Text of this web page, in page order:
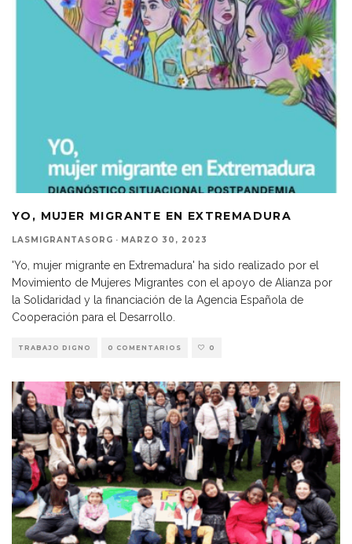
YO, MUJER MIGRANTE EN EXTREMADURA
LASMIGRANTASORG · MARZO 30, 2023
'Yo, mujer migrante en Extremadura' ha sido realizado por el
Movimiento de Mujeres Migrantes con el apoyo de Alianza por
la Solidaridad y la financiación de la Agencia Española de
Cooperación para el Desarrollo.
TRABAJO DIGNO 0 COMENTARIOS 0